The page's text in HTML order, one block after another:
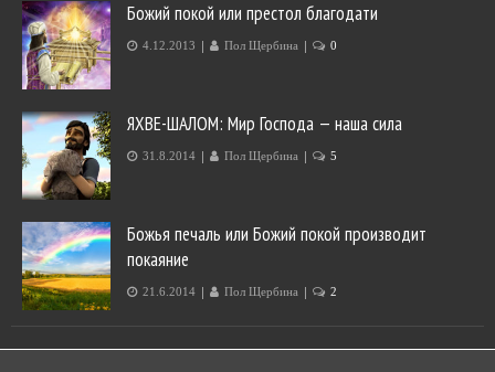
Божий покой или престол благодати
4.12.2013 | Пол Щербина | 0
ЯХВЕ-ШАЛОМ: Мир Господа — наша сила
31.8.2014 | Пол Щербина | 5
Божья печаль или Божий покой производит
покаяние
21.6.2014 | Пол Щербина | 2